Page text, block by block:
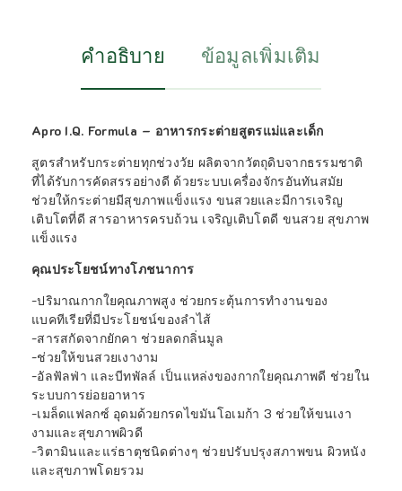
คำอธิบาย ข้อมูลเพิ่มเติม
Apro I.Q. Formula – อาหารกระต่ายสูตรแม่และเด็ก
สูตรสำหรับกระต่ายทุกช่วงวัย ผลิตจากวัตถุดิบจากธรรมชาติ
ที่ได้รับการคัดสรรอย่างดี ด้วยระบบเครื่องจักรอันทันสมัย
ช่วยให้กระต่ายมีสุขภาพแข็งแรง ขนสวยและมีการเจริญ
เติบโตที่ดี สารอาหารครบถ้วน เจริญเติบโตดี ขนสวย สุขภาพ
แข็งแรง
คุณประโยชน์ทางโภชนาการ
-ปริมาณกากใยคุณภาพสูง ช่วยกระตุ้นการทำงานของ
แบคทีเรียที่มีประโยชน์ของลำไส้
-สารสกัดจากยักคา ช่วยลดกลิ่นมูล
-ช่วยให้ขนสวยเงางาม
-อัลฟัลฟ่า และบีทพัลล์ เป็นแหล่งของกากใยคุณภาพดี ช่วยใน
ระบบการย่อยอาหาร
-เมล็ดแฟลกซ์ อุดมด้วยกรดไขมันโอเมก้า 3 ช่วยให้ขนเงา
งามและสุขภาพผิวดี
-วิตามินและแร่ธาตุชนิดต่างๆ ช่วยปรับปรุงสภาพขน ผิวหนัง
และสุขภาพโดยรวม